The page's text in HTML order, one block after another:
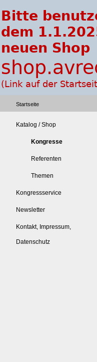
Startseite
Katalog / Shop
Kongresse
Referenten
Themen
Kongressservice
Newsletter
Kontakt, Impressum,
Datenschutz